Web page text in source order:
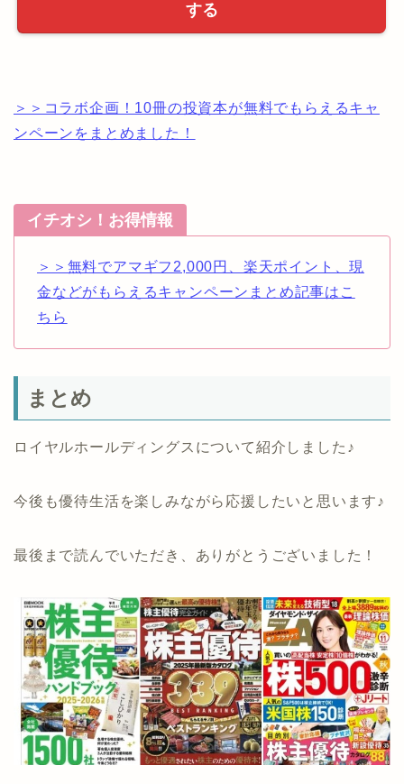
する
＞＞コラボ企画！10冊の投資本が無料でもらえるキャ
ンペーンをまとめました！
イチオシ！お得情報
＞＞無料でアマギフ2,000円、楽天ポイント、現
金などがもらえるキャンペーンまとめ記事はこ
ちら
まとめ
ロイヤルホールディングスについて紹介しました♪
今後も優待生活を楽しみながら応援したいと思います♪
最後まで読んでいただき、ありがとうございました！